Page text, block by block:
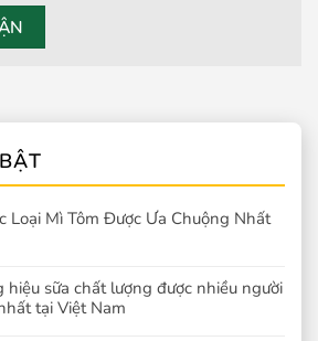
Loại Mì Tôm Được Ưa Chuộng Nhất
hiệu sữa chất lượng được nhiều người
tại Việt Nam